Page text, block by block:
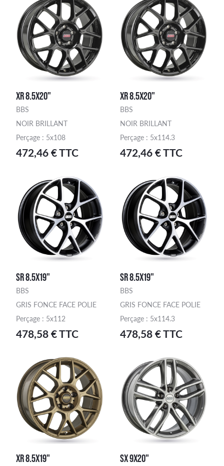
XR 8.5X20"
BBS
NOIR BRILLANT
Perçage : 5x108
472,46 € TTC
XR 8.5X20"
BBS
NOIR BRILLANT
Perçage : 5x114.3
472,46 € TTC
SR 8.5X19"
BBS
GRIS FONCE FACE POLIE
Perçage : 5x112
478,58 € TTC
SR 8.5X19"
BBS
GRIS FONCE FACE POLIE
Perçage : 5x114.3
478,58 € TTC
XR 8.5X19" SX 9X20"